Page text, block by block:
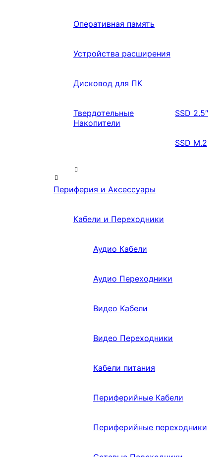
Оперативная память
Устройства расширения
Дисковод для ПК
Твердотельные
Накопители
SSD 2.5″
SSD M.2
Периферия и Аксессуары
Кабели и Переходники
Аудио Кабели
Аудио Переходники
Видео Кабели
Видео Переходники
Кабели питания
Периферийные Кабели
Периферийные переходники